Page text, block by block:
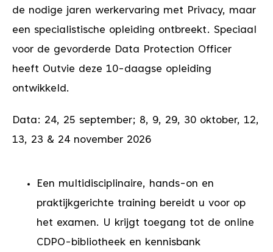
de nodige jaren werkervaring met Privacy, maar
een specialistische opleiding ontbreekt. Speciaal
voor de gevorderde Data Protection Officer
heeft Outvie deze 10-daagse opleiding
ontwikkeld.
Data: 24, 25 september; 8, 9, 29, 30 oktober, 12,
13, 23 & 24 november 2026
Een multidisciplinaire, hands-on en
praktijkgerichte training bereidt u voor op
het examen. U krijgt toegang tot de online
CDPO-bibliotheek en kennisbank